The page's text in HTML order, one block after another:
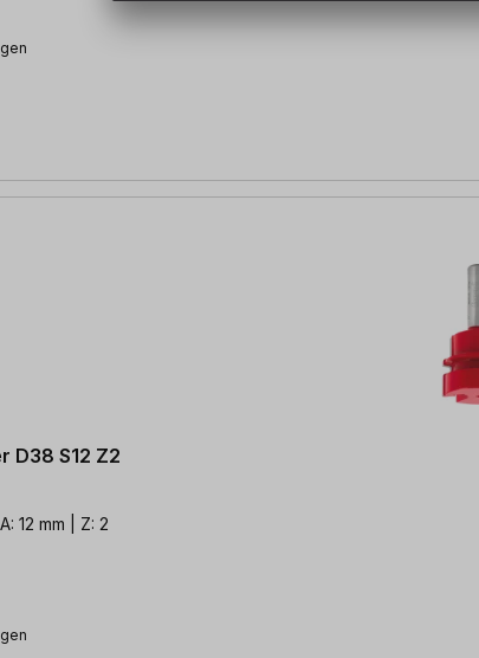
D38 S12 Z2
12 mm | Z: 2